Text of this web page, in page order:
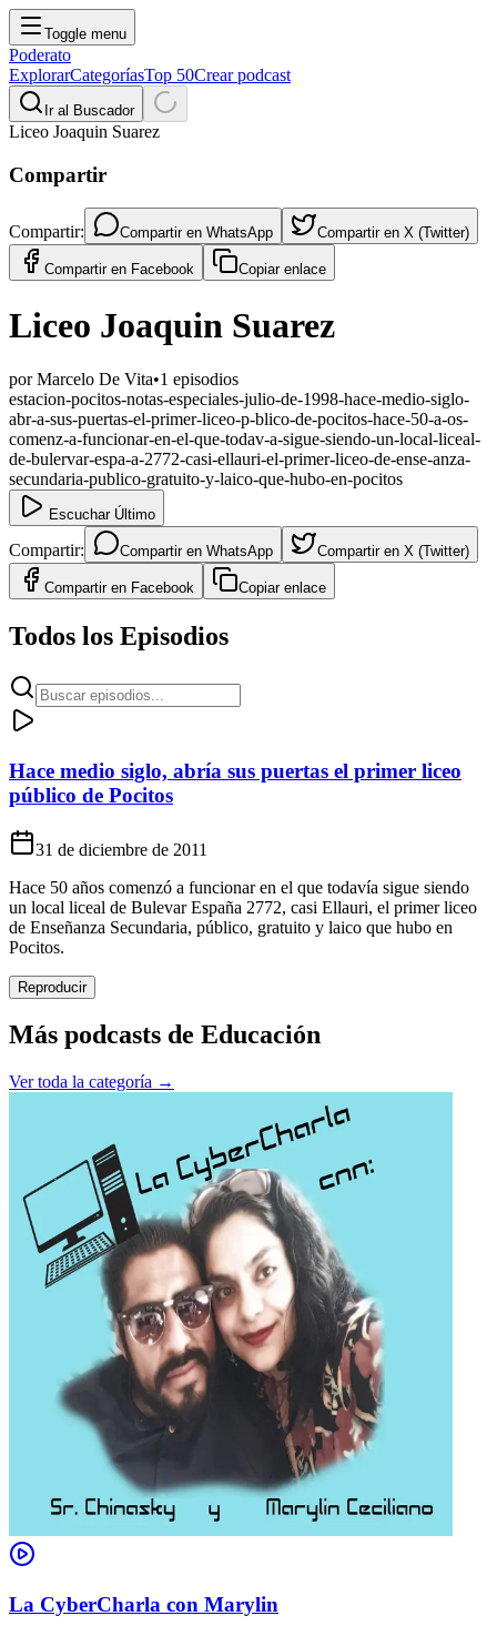
Toggle menu
Poderato
ExplorarCategoríasTop 50Crear podcast
Ir al Buscador
Liceo Joaquin Suarez
Compartir
Compartir: Compartir en WhatsApp Compartir en X (Twitter)
Compartir en Facebook Copiar enlace
Liceo Joaquin Suarez
porMarcelo De Vita•1 episodios
estacion-pocitos-notas-especiales-julio-de-1998-hace-medio-siglo-
abr-a-sus-puertas-el-primer-liceo-p-blico-de-pocitos-hace-50-a-os-
comenz-a-funcionar-en-el-que-todav-a-sigue-siendo-un-local-liceal-
de-bulervar-espa-a-2772-casi-ellauri-el-primer-liceo-de-ense-anza-
secundaria-publico-gratuito-y-laico-que-hubo-en-pocitos
Escuchar Último
Compartir: Compartir en WhatsApp Compartir en X (Twitter)
Compartir en Facebook Copiar enlace
Todos los Episodios
Hace medio siglo, abría sus puertas el primer liceo
público de Pocitos
31 de diciembre de 2011
Hace 50 años comenzó a funcionar en el que todavía sigue siendo
un local liceal de Bulevar España 2772, casi Ellauri, el primer liceo
de Enseñanza Secundaria, público, gratuito y laico que hubo en
Pocitos.
Reproducir
Más podcasts de Educación
Ver toda la categoría →
La CyberCharla con Marylin